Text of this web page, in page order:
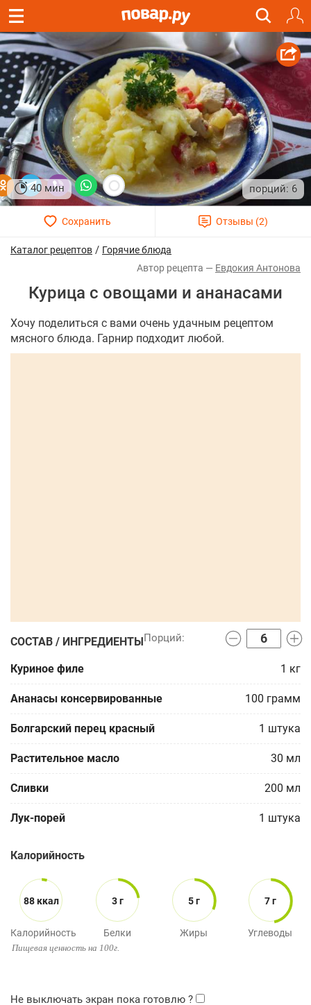
40 мин 6
Каталог рецептов / Горячие блюда
Евдокия Антонова
Курица с овощами и ананасами
Хочу поделиться с вами очень удачным рецептом
мясного блюда. Гарнир подходит любой.
СОСТАВ / ИНГРЕДИЕНТЫ
Куриное филе 1 кг
Ананасы консервированные 100 грамм
Болгарский перец красный 1 штука
Растительное масло 30 мл
Сливки 200 мл
Лук-порей 1 штука
Калорийность
88 ккал
Калорийность
3 г
Белки
5 г
Жиры
7 г
Углеводы
Пищевая ценность на 100г.